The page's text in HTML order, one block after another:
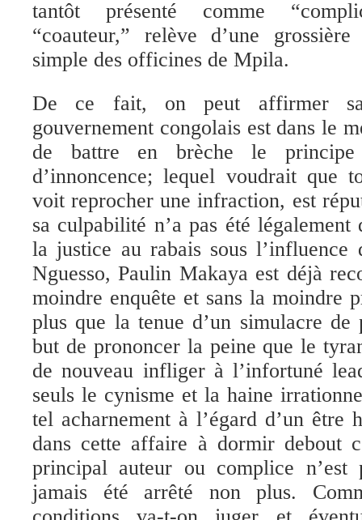
tantôt présenté comme
“coauteur,” relève d’une
simple des officines de Mpila.
De ce fait, on peut affirmer
gouvernement congolais est dans le
de battre en brèche le
d’innoncence; lequel voudrait que
voit reprocher une infraction, est
sa culpabilité n’a pas été
la justice au rabais sous l’influence
Nguesso, Paulin Makaya est déjà
moindre enquête et sans la moindre
plus que la tenue d’un simulacre de
but de prononcer la peine que le
de nouveau infliger à l’infortuné
seuls le cynisme et la haine
tel acharnement à l’égard d’un être
dans cette affaire à dormir debout
principal auteur ou complice
jamais été arrêté non plus.